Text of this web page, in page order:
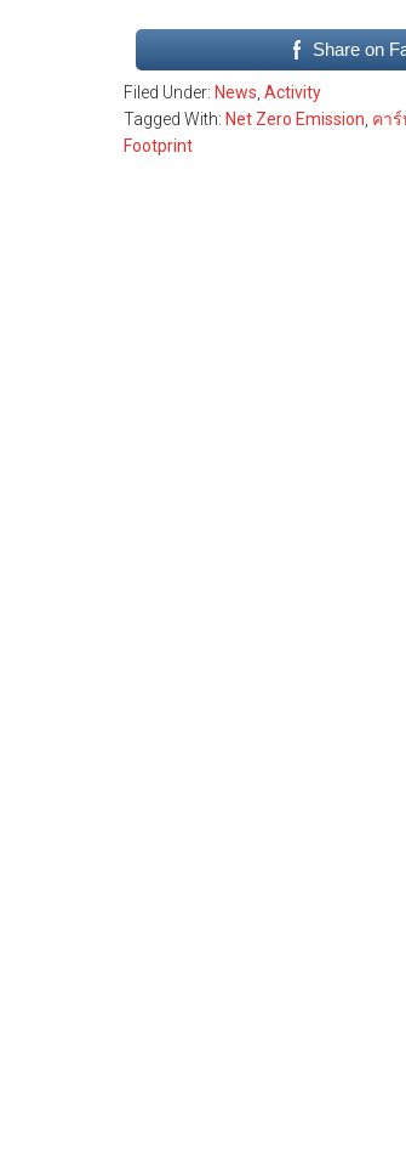
Share on
Filed Under: News Activity
Tagged With: Net Zero Emission คา
Footprint